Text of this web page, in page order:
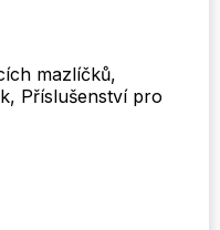
mazlíčků,
Příslušenství pro